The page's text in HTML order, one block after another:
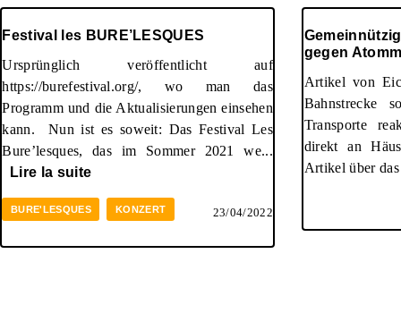
Festival les BURE’LESQUES
Ursprünglich veröffentlicht auf
https://burefestival.org/, wo man das
Programm und die Aktualisierungen einsehen
kann. Nun ist es soweit: Das Festival Les
Bure’lesques, das im Sommer 2021 we...
Lire la suite
BURE'LESQUES KONZERT 23/04/2022
gegen
Artikel von
Bahnstrecke
Transporte
direkt an
Artikel über